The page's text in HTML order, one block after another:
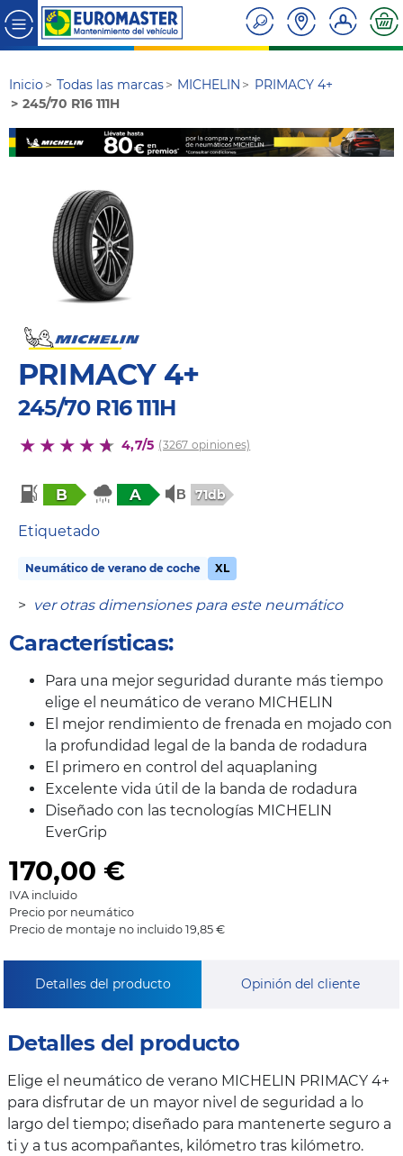
Inicio Todas las marcas MICHELIN
PRIMACY 4+
245/70 R16 111H
PRIMACY 4+
245/70 R16 111H
4,7/5 (3267 opiniones)
B A 71db
Etiquetado
Neumático de verano de coche XL
> ver otras dimensiones para este neumático
Características:
Para una mejor seguridad durante más tiempo
elige el neumático de verano MICHELIN
El mejor rendimiento de frenada en mojado con
la profundidad legal de la banda de rodadura
El primero en control del aquaplaning
Excelente vida útil de la banda de rodadura
Diseñado con las tecnologías MICHELIN
EverGrip
170,00 €
IVA incluido
Precio por neumático
Precio de montaje no incluido 19,85 €
Detalles del producto Opinión del cliente
Detalles del producto
Elige el neumático de verano MICHELIN PRIMACY 4+
para disfrutar de un mayor nivel de seguridad a lo
largo del tiempo; diseñado para mantenerte seguro a
ti y a tus acompañantes, kilómetro tras kilómetro.